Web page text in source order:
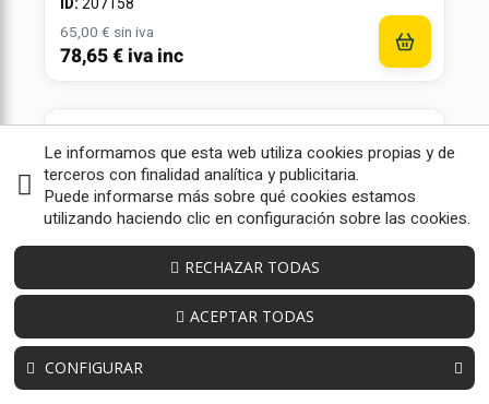
ID: 207158
65,00 € sin iva
78,65 € iva inc
Le informamos que esta web utiliza cookies propias y de
terceros con finalidad analítica y publicitaria.
Puede informarse más sobre qué cookies estamos
utilizando haciendo clic en configuración sobre las cookies.
CONFIGURAR
RECHAZAR TODAS
ACEPTAR TODAS